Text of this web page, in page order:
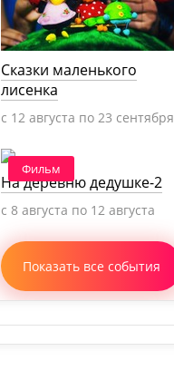
Сказки маленького
лисенка
c 12 августа по 23 сентября
Фильм
На деревню дедушке-2
c 8 августа по 12 августа
Показать все события